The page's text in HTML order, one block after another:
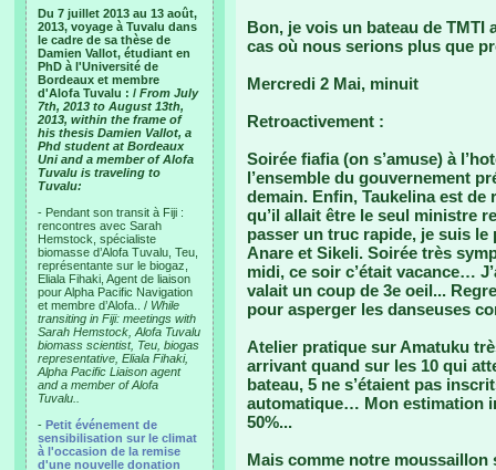
Du 7 juillet 2013 au 13 août,
2013, voyage à Tuvalu dans
le cadre de sa thèse de
Damien Vallot, étudiant en
PhD à l'Université de
Bordeaux et membre
d'Alofa Tuvalu : / From July
7th, 2013 to August 13th,
2013, within the frame of
his thesis Damien Vallot, a
Phd student at Bordeaux
Uni and a member of Alofa
Tuvalu is traveling to
Tuvalu:
- Pendant son transit à Fiji :
rencontres avec Sarah
Hemstock, spécialiste
biomasse d’Alofa Tuvalu, Teu,
représentante sur le biogaz,
Eliala Fihaki, Agent de liaison
pour Alpha Pacific Navigation
et membre d’Alofa.. / While
transiting in Fiji: meetings with
Sarah Hemstock, Alofa Tuvalu
biomass scientist, Teu, biogas
representative, Eliala Fihaki,
Alpha Pacific Liaison agent
and a member of Alofa
Tuvalu..
- Petit événement de
sensibilisation sur le climat
à l'occasion de la remise
d'une nouvelle donation
Bon, je vois un bateau de TMTI
cas où nous serions plus que
Mercredi 2 Mai, minuit
Retroactivement :
Soirée fiafia (on s’amuse) à
l’ensemble du gouvernement
demain. Enfin, Taukelina est
qu’il allait être le seul ministre
passer un truc rapide, je suis
Anare et Sikeli. Soirée très
midi, ce soir c’était vacance…
valait un coup de 3e oeil...
pour asperger les danseuses
Atelier pratique sur Amatuku
arrivant quand sur les 10 qui
bateau, 5 ne s’étaient pas
automatique… Mon estimation
50%...
Mais comme notre moussaillon